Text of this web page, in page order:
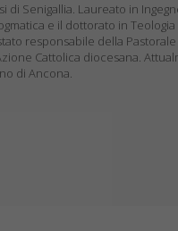
Senigallia. Laureato in
e il dottorato in
responsabile della
Cattolica diocesana.
di Ancona.